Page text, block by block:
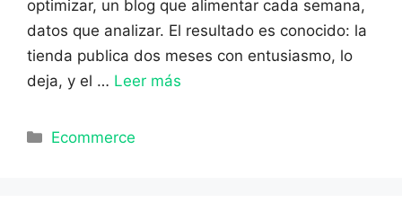
optimizar, un blog que alimentar cada semana,
datos que analizar. El resultado es conocido: la
tienda publica dos meses con entusiasmo, lo
deja, y el … Leer más
Categorías
Ecommerce